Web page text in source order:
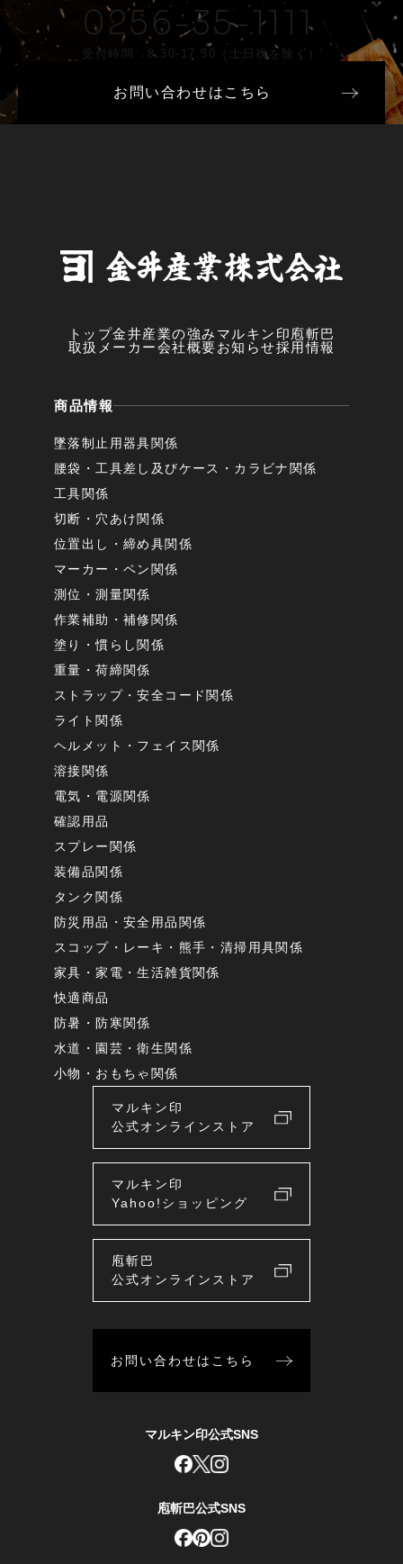
0256-35-1111
受付時間 8:30-17:30（土日祝を除く）
お問い合わせはこちら
トップ金井産業の強み マルキン印 庖斬巴
取扱メーカー会社概要お知らせ採用情報
商品情報
墜落制止用器具関係
腰袋・工具差し及びケース・カラビナ関係
工具関係
切断・穴あけ関係
位置出し・締め具関係
マーカー・ペン関係
測位・測量関係
作業補助・補修関係
塗り・慣らし関係
重量・荷締関係
ストラップ・安全コード関係
ライト関係
ヘルメット・フェイス関係
溶接関係
電気・電源関係
確認用品
スプレー関係
装備品関係
タンク関係
防災用品・安全用品関係
スコップ・レーキ・熊手・清掃用具関係
家具・家電・生活雑貨関係
快適商品
防暑・防寒関係
水道・園芸・衛生関係
小物・おもちゃ関係
マルキン印
公式オンラインストア
マルキン印
Yahoo!ショッピング
庖斬巴
公式オンラインストア
お問い合わせはこちら
マルキン印公式SNS
庖斬巴公式SNS